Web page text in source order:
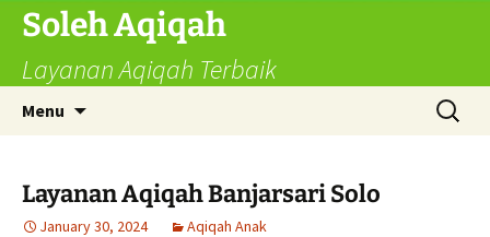
Skip
content
Soleh Aqiqah
Layanan Aqiqah Terbaik
Menu
Search
for:
Layanan Aqiqah Banjarsari Solo
January 30, 2024 Aqiqah Anak